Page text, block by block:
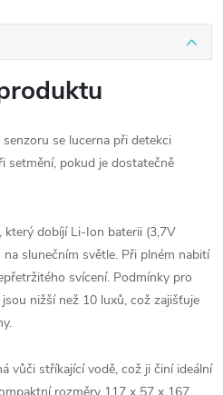
se lucerna při detekci
setmění, pokud je dostatečně
který dobíjí Li-Ion baterii (3,7V
slunečním světle. Při plném nabití
svícení. Podmínky pro
nižší než 10 luxů, což zajišťuje
vůči stříkající vodě, což ji činí ideální